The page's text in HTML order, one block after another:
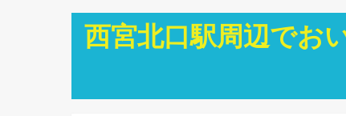
西宮北口駅周辺でお